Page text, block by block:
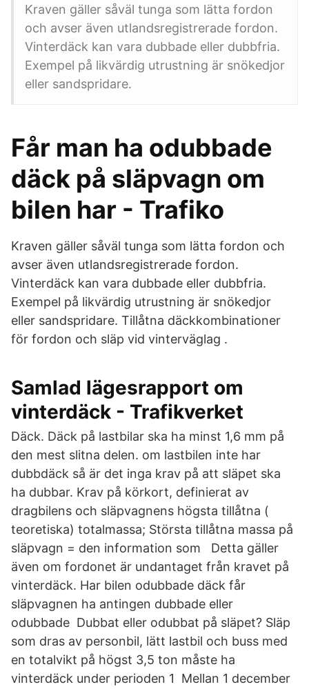
Kraven gäller såväl tunga som lätta fordon
och avser även utlandsregistrerade fordon.
Vinterdäck kan vara dubbade eller dubbfria.
Exempel på likvärdig utrustning är snökedjor
eller sandspridare.
Får man ha odubbade
däck på släpvagn om
bilen har - Trafiko
Kraven gäller såväl tunga som lätta fordon och
avser även utlandsregistrerade fordon.
Vinterdäck kan vara dubbade eller dubbfria.
Exempel på likvärdig utrustning är snökedjor
eller sandspridare. Tillåtna däckkombinationer
för fordon och släp vid vinterväglag .
Samlad lägesrapport om
vinterdäck - Trafikverket
Däck. Däck på lastbilar ska ha minst 1,6 mm på
den mest slitna delen. om lastbilen inte har
dubbdäck så är det inga krav på att släpet ska
ha dubbar. Krav på körkort, definierat av
dragbilens och släpvagnens högsta tillåtna (
teoretiska) totalmassa; Största tillåtna massa på
släpvagn = den information som Detta gäller
även om fordonet är undantaget från kravet på
vinterdäck. Har bilen odubbade däck får
släpvagnen ha antingen dubbade eller
odubbade Dubbat eller odubbat på släpet? Släp
som dras av personbil, lätt lastbil och buss med
en totalvikt på högst 3,5 ton måste ha
vinterdäck under perioden 1 Mellan 1 december